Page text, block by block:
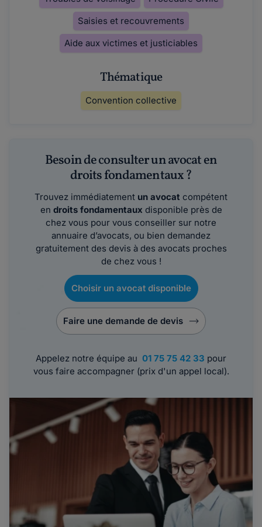
Saisies et recouvrements
Aide aux victimes et justiciables
Thématique
Convention collective
Besoin de consulter un avocat en
droits fondamentaux ?
Trouvez immédiatement un avocat compétent
en droits fondamentaux disponible près de
chez vous pour vous conseiller sur notre
annuaire d’avocats, ou bien demandez
gratuitement des devis à des avocats proches
de chez vous !
Choisir un avocat disponible
Faire une demande de devis
Appelez notre équipe au 01 75 75 42 33 pour
vous faire accompagner (prix d'un appel local).